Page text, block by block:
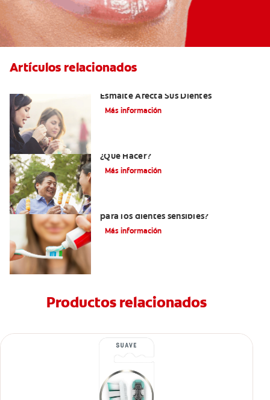
Artículos relacionados
Esmalte Afecta Sus Dientes
Más información
¿Qué Hacer?
Más información
para los dientes sensibles?
Más información
Productos relacionados